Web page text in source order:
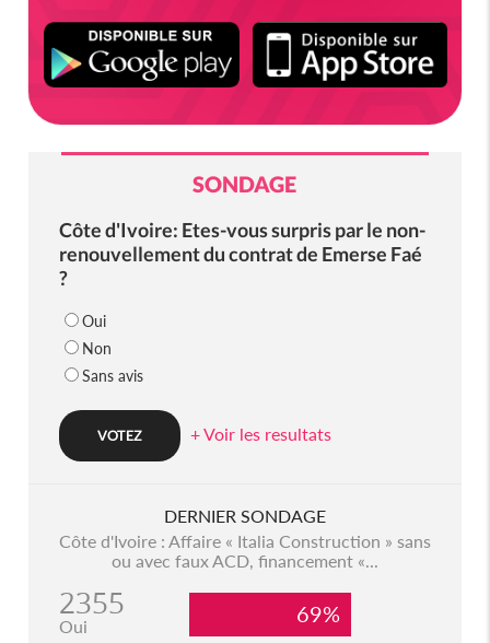
SONDAGE
Côte d'Ivoire: Etes-vous surpris par le non-
renouvellement du contrat de Emerse Faé
?
Oui
Non
Sans avis
+ Voir les resultats
DERNIER SONDAGE
Côte d'Ivoire : Affaire « Italia Construction » sans
ou avec faux ACD, financement «...
2355
Oui 69%